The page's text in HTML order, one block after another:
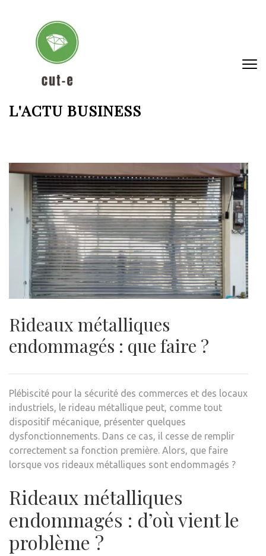
L'ACTU BUSINESS
Rideaux métalliques
endommagés : que faire ?
Plébiscité pour la sécurité des commerces et des locaux
industriels, le rideau métallique peut, comme tout
dispositif mécanique, présenter quelques
dysfonctionnements. Dans ce cas, il cesse de remplir
correctement sa fonction première. Alors, que faire
lorsque vos rideaux métalliques sont endommagés ?
Rideaux métalliques
endommagés : d’où vient le
problème ?